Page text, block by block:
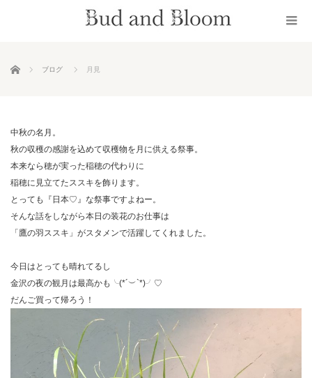
ホーム ブログ 月見
中秋の名月。
秋の収穫の感謝を込めて収穫物を月に供える祭事。
本来なら穂が実った稲穂の代わりに
稲穂に見立てたススキを飾ります。
とっても『日本♡』な祭事ですよねー。
そんな話をしながら本日の装花のお仕事は
「鷹の羽ススキ」がスタメンで活躍してくれました。
今日はとっても晴れてるし
金沢の夜の観月は最高かも╰(*´︶`*)╯♡
だんご買って帰ろう！